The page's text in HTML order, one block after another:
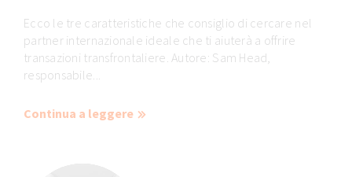
Ecco le tre caratteristiche che consiglio di cercare nel
partner internazionale ideale che ti aiuterà a offrire
transazioni transfrontaliere. Autore: Sam Head,
responsabile...
Continua a leggere